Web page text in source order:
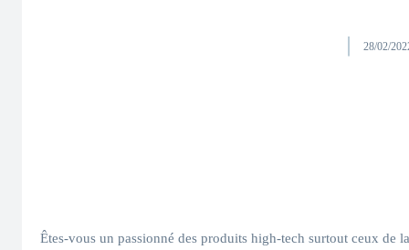
28/02/
Êtes-vous un passionné des produits high-tech surtout ceux de la